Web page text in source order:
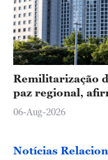
Remilitarização
paz regional,
06-Aug-2026
Notícias